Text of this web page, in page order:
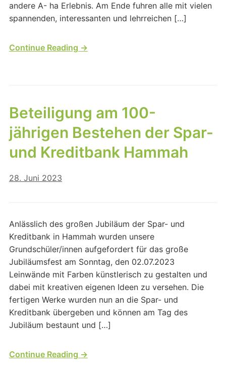
andere A- ha Erlebnis. Am Ende fuhren alle mit vielen
spannenden, interessanten und lehrreichen […]
Continue Reading →
Beteiligung am 100-
jährigen Bestehen der Spar-
und Kreditbank Hammah
28. Juni 2023
Anlässlich des großen Jubiläum der Spar- und
Kreditbank in Hammah wurden unsere
Grundschüler/innen aufgefordert für das große
Jubiläumsfest am Sonntag, den 02.07.2023
Leinwände mit Farben künstlerisch zu gestalten und
dabei mit kreativen eigenen Ideen zu versehen. Die
fertigen Werke wurden nun an die Spar- und
Kreditbank übergeben und können am Tag des
Jubiläum bestaunt und […]
Continue Reading →